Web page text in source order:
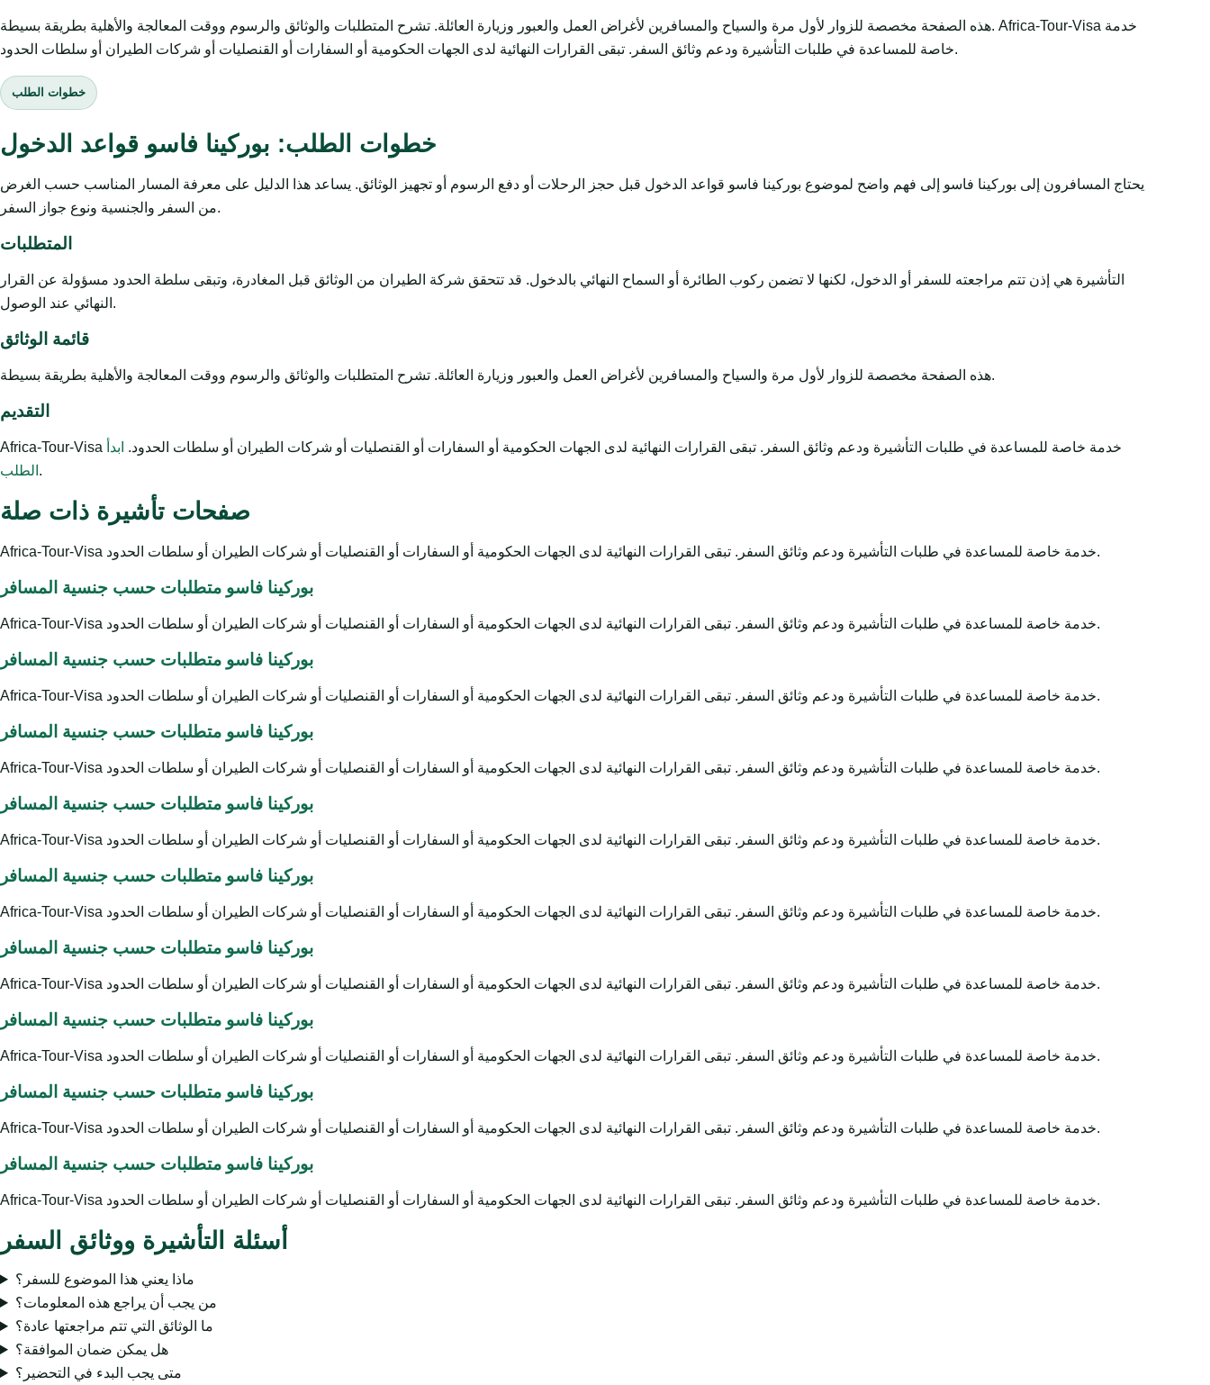
هذه الصفحة مخصصة للزوار لأول مرة والسياح والمسافرين لأغراض العمل والعبور وزيارة العائلة. تشرح المتطلبات والوثائق والرسوم ووقت المعالجة والأهلية بطريقة بسيطة. Africa-Tour-Visa خدمة
خاصة للمساعدة في طلبات التأشيرة ودعم وثائق السفر. تبقى القرارات النهائية لدى الجهات الحكومية أو السفارات أو القنصليات أو شركات الطيران أو سلطات الحدود.
خطوات الطلب
خطوات الطلب: بوركينا فاسو قواعد الدخول
يحتاج المسافرون إلى بوركينا فاسو إلى فهم واضح لموضوع بوركينا فاسو قواعد الدخول قبل حجز الرحلات أو دفع الرسوم أو تجهيز الوثائق. يساعد هذا الدليل على معرفة المسار المناسب حسب الغرض
من السفر والجنسية ونوع جواز السفر.
المتطلبات
التأشيرة هي إذن تتم مراجعته للسفر أو الدخول، لكنها لا تضمن ركوب الطائرة أو السماح النهائي بالدخول. قد تتحقق شركة الطيران من الوثائق قبل المغادرة، وتبقى سلطة الحدود مسؤولة عن القرار
النهائي عند الوصول.
قائمة الوثائق
هذه الصفحة مخصصة للزوار لأول مرة والسياح والمسافرين لأغراض العمل والعبور وزيارة العائلة. تشرح المتطلبات والوثائق والرسوم ووقت المعالجة والأهلية بطريقة بسيطة.
التقديم
Africa-Tour-Visa خدمة خاصة للمساعدة في طلبات التأشيرة ودعم وثائق السفر. تبقى القرارات النهائية لدى الجهات الحكومية أو السفارات أو القنصليات أو شركات الطيران أو سلطات الحدود. ابدأ
الطلب .
صفحات تأشيرة ذات صلة
Africa-Tour-Visa خدمة خاصة للمساعدة في طلبات التأشيرة ودعم وثائق السفر. تبقى القرارات النهائية لدى الجهات الحكومية أو السفارات أو القنصليات أو شركات الطيران أو سلطات الحدود.
بوركينا فاسو متطلبات حسب جنسية المسافر
Africa-Tour-Visa خدمة خاصة للمساعدة في طلبات التأشيرة ودعم وثائق السفر. تبقى القرارات النهائية لدى الجهات الحكومية أو السفارات أو القنصليات أو شركات الطيران أو سلطات الحدود.
بوركينا فاسو متطلبات حسب جنسية المسافر
Africa-Tour-Visa خدمة خاصة للمساعدة في طلبات التأشيرة ودعم وثائق السفر. تبقى القرارات النهائية لدى الجهات الحكومية أو السفارات أو القنصليات أو شركات الطيران أو سلطات الحدود.
بوركينا فاسو متطلبات حسب جنسية المسافر
Africa-Tour-Visa خدمة خاصة للمساعدة في طلبات التأشيرة ودعم وثائق السفر. تبقى القرارات النهائية لدى الجهات الحكومية أو السفارات أو القنصليات أو شركات الطيران أو سلطات الحدود.
بوركينا فاسو متطلبات حسب جنسية المسافر
Africa-Tour-Visa خدمة خاصة للمساعدة في طلبات التأشيرة ودعم وثائق السفر. تبقى القرارات النهائية لدى الجهات الحكومية أو السفارات أو القنصليات أو شركات الطيران أو سلطات الحدود.
بوركينا فاسو متطلبات حسب جنسية المسافر
Africa-Tour-Visa خدمة خاصة للمساعدة في طلبات التأشيرة ودعم وثائق السفر. تبقى القرارات النهائية لدى الجهات الحكومية أو السفارات أو القنصليات أو شركات الطيران أو سلطات الحدود.
بوركينا فاسو متطلبات حسب جنسية المسافر
Africa-Tour-Visa خدمة خاصة للمساعدة في طلبات التأشيرة ودعم وثائق السفر. تبقى القرارات النهائية لدى الجهات الحكومية أو السفارات أو القنصليات أو شركات الطيران أو سلطات الحدود.
بوركينا فاسو متطلبات حسب جنسية المسافر
Africa-Tour-Visa خدمة خاصة للمساعدة في طلبات التأشيرة ودعم وثائق السفر. تبقى القرارات النهائية لدى الجهات الحكومية أو السفارات أو القنصليات أو شركات الطيران أو سلطات الحدود.
بوركينا فاسو متطلبات حسب جنسية المسافر
Africa-Tour-Visa خدمة خاصة للمساعدة في طلبات التأشيرة ودعم وثائق السفر. تبقى القرارات النهائية لدى الجهات الحكومية أو السفارات أو القنصليات أو شركات الطيران أو سلطات الحدود.
بوركينا فاسو متطلبات حسب جنسية المسافر
Africa-Tour-Visa خدمة خاصة للمساعدة في طلبات التأشيرة ودعم وثائق السفر. تبقى القرارات النهائية لدى الجهات الحكومية أو السفارات أو القنصليات أو شركات الطيران أو سلطات الحدود.
أسئلة التأشيرة ووثائق السفر
ماذا يعني هذا الموضوع للسفر؟
من يجب أن يراجع هذه المعلومات؟
ما الوثائق التي تتم مراجعتها عادة؟
هل يمكن ضمان الموافقة؟
متى يجب البدء في التحضير؟